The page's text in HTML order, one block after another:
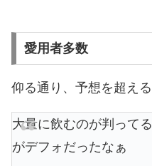
愛用者多数
仰る通り、予想を超え
大量に飲むのが判って
がデフォだったなぁ